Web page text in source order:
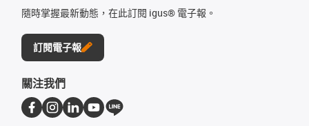
隨時掌握最新動態，在此訂閱 igus® 電子報。
訂閱電子報
關注我們